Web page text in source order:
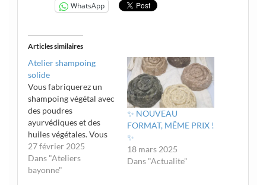
WhatsApp
Articles similaires
Atelier shampoing
solide
Vous fabriquerez un
shampoing végétal avec
des poudres
ayurvédiques et des
huiles végétales. Vous
découvrirez les étapes
de la cosmétique
naturelle. Date : 16
27 février 2025
Dans "Ateliers
bayonne"
✨ NOUVEAU
FORMAT, MÊME PRIX !
✨
18 mars 2025
Dans "Actualite"